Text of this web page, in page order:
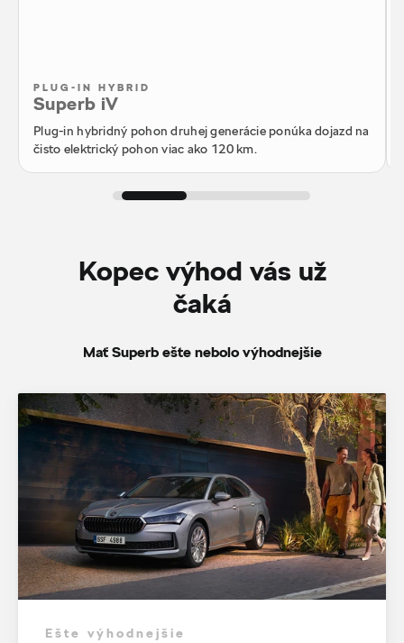
PLUG-IN HYBRID
Superb iV
Plug-in hybridný pohon druhej generácie ponúka dojazd na
čisto elektrický pohon viac ako 120 km.
Kopec výhod vás už
čaká
Mať Superb ešte nebolo výhodnejšie
Ešte výhodnejšie